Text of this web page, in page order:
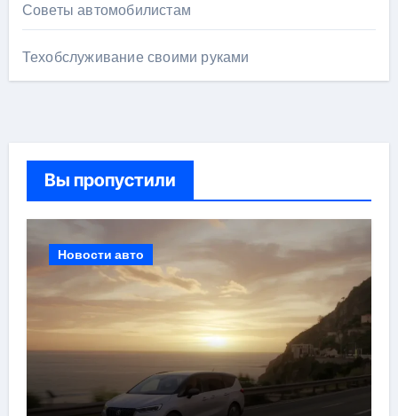
Советы автомобилистам
Техобслуживание своими руками
Вы пропустили
Новости авто